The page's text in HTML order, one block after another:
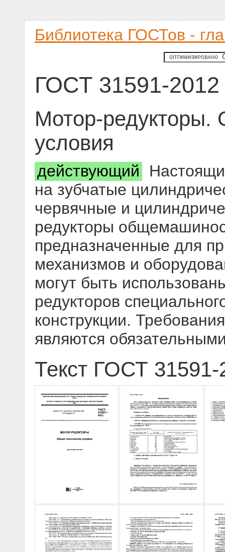
Библиотека ГОСТов -
ГОСТ 31591-2012
Мотор-редукторы.
условия
действующий
на зубчатые
червячные и
редукторы
предназначенные для
механизмов и
могут быть
редукторов
конструкции.
являются
Текст ГОСТ 31591-